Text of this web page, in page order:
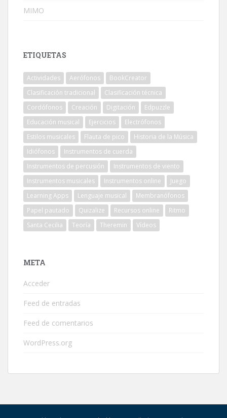
MIMO
ETIQUETAS
Actividades Aerófonos
BookCreator
Clasificación tradicional
Clasificación técnica
Cordófonos
Creación Digitación
Edpuzzle
Educación musical
Ejercicios
Electrófonos
Estilos musicales
Flauta de pico
Historia de la Música
Idiófonos
Instrumentos de cuerda
Instrumentos de percusión
Instrumentos de viento
Instrumentos musicales
Instrumentos online
Juego
Learning Apps
Lenguaje musical
Membranófonos
Papel pautado
Quizalize Recursos online
Ritmo
Santa Cecilia
Teoría Theremin Vídeos
META
Acceder
Feed de entradas
Feed de comentarios
WordPress.org